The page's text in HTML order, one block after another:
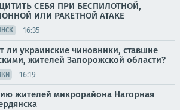
СЕБЯ ПРИ БЕСПИЛОТНОЙ,
ИЛИ РАКЕТНОЙ АТАКЕ
16:35
ли украинские чиновники, ставшие
жителей Запорожской области?
16:19
жителей микрорайона Нагорная